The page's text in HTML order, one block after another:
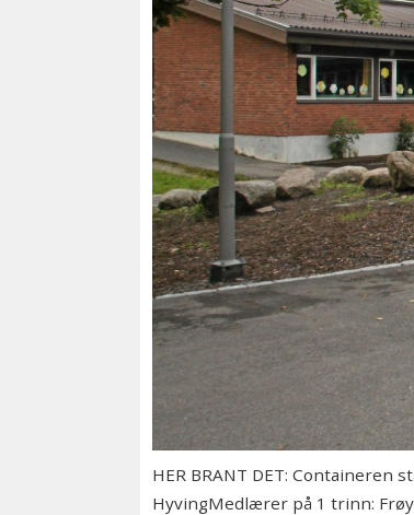
HER BRANT DET:
HyvingMedlærer på 1 trinn: